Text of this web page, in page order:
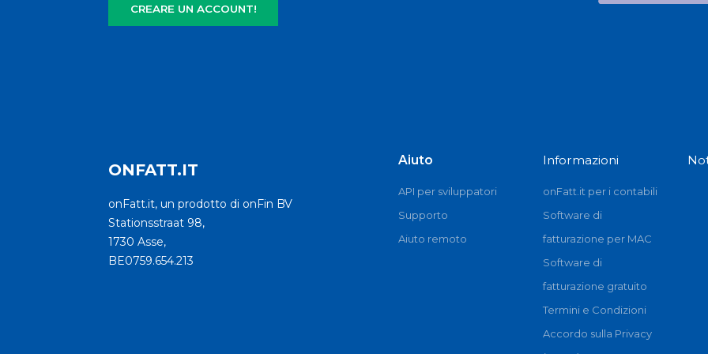
CREARE UN ACCOUNT!
ONFATT.IT
onFatt.it, un prodotto di onFin BV
Stationsstraat 98,
1730 Asse,
BE0759.654.213
Aiuto
API per sviluppatori
Supporto
Aiuto remoto
Informazioni
onFatt.it per i contabili
Software di
fatturazione per MAC
Software di
fatturazione gratuito
Termini e Condizioni
Accordo sulla Privacy